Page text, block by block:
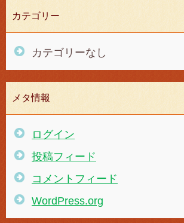
カテゴリー
カテゴリーなし
メタ情報
ログイン
投稿フィード
コメントフィード
WordPress.org